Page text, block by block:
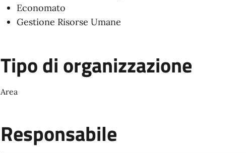
Economato
Gestione Risorse Umane
Tipo di organizzazione
Area
Responsabile